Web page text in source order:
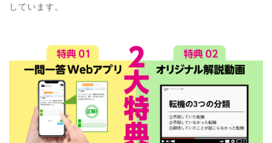
しています。